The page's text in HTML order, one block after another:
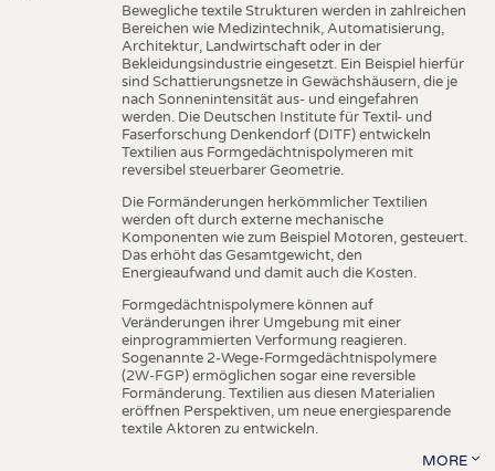
Bewegliche textile Strukturen werden in zahlreichen
Bereichen wie Medizintechnik, Automatisierung,
Architektur, Landwirtschaft oder in der
Bekleidungsindustrie eingesetzt. Ein Beispiel hierfür
sind Schattierungsnetze in Gewächshäusern, die je
nach Sonnenintensität aus- und eingefahren
werden. Die Deutschen Institute für Textil- und
Faserforschung Denkendorf (DITF) entwickeln
Textilien aus Formgedächtnispolymeren mit
reversibel steuerbarer Geometrie.
Die Formänderungen herkömmlicher Textilien
werden oft durch externe mechanische
Komponenten wie zum Beispiel Motoren, gesteuert.
Das erhöht das Gesamtgewicht, den
Energieaufwand und damit auch die Kosten.
Formgedächtnispolymere können auf
Veränderungen ihrer Umgebung mit einer
einprogrammierten Verformung reagieren.
Sogenannte 2-Wege-Formgedächtnispolymere
(2W-FGP) ermöglichen sogar eine reversible
Formänderung. Textilien aus diesen Materialien
eröffnen Perspektiven, um neue energiesparende
textile Aktoren zu entwickeln.
MORE